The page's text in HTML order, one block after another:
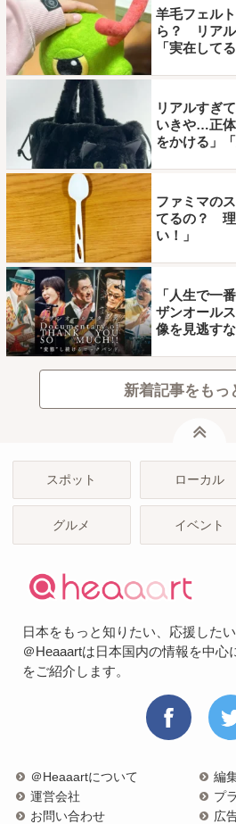
羊毛フェル
ら？ リアル
「実在して
リアルすぎ
いきや…正
をかける」「
ファミマの
てるの？ 理
い！」
「人生で一
ザンオール
像を見逃すな
新着記事をもっ
スポット ローカル
グルメ イベント
日本をもっと知りたい、応援したい
＠Heaaartは日本国内の情報を中心
をご紹介します。
＠Heaaartについて
編
運営会社
プ
お問い合わせ
広